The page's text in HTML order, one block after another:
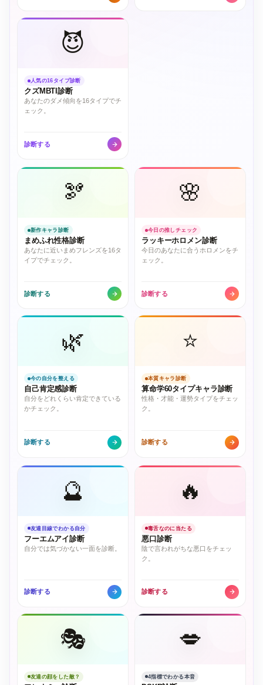
😈
人気の16タイプ診断
クズMBTI診断
あなたのダメ傾向を16タイプでチ
ェック。
診断する
🫘
新作キャラ診断
まめふれ性格診断
あなたに近いまめフレンズを16タ
イプでチェック。
診断する
🌸
今日の推しチェック
ラッキーホロメン診断
今日のあなたに合うホロメンをチ
ェック。
診断する
🌿
今の自分を整える
自己肯定感診断
自分をどれくらい肯定できている
かチェック。
診断する
⭐
本質キャラ診断
算命学60タイプキャラ診断
性格・才能・運勢タイプをチェッ
ク。
診断する
🔮
友達目線でわかる自分
フーエムアイ診断
自分では気づかない一面を診断。
診断する
🔥
毒舌なのに当たる
悪口診断
陰で言われがちな悪口をチェッ
ク。
診断する
🎭
友達の顔をした敵？
💋
4指標でわかる本音